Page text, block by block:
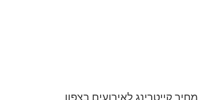
מחיר קייטרינג לאירועים בצפון